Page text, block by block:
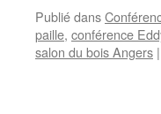
Publié dans
paille, conférence
salon du bois Angers |